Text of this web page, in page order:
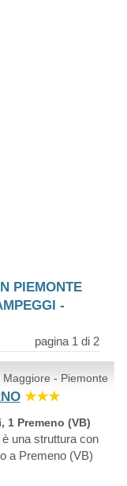
PIEMONTE
-
pagina 1 di 2
- Piemonte
★★★
1 Premeno (VB)
una struttura con
a Premeno (VB)